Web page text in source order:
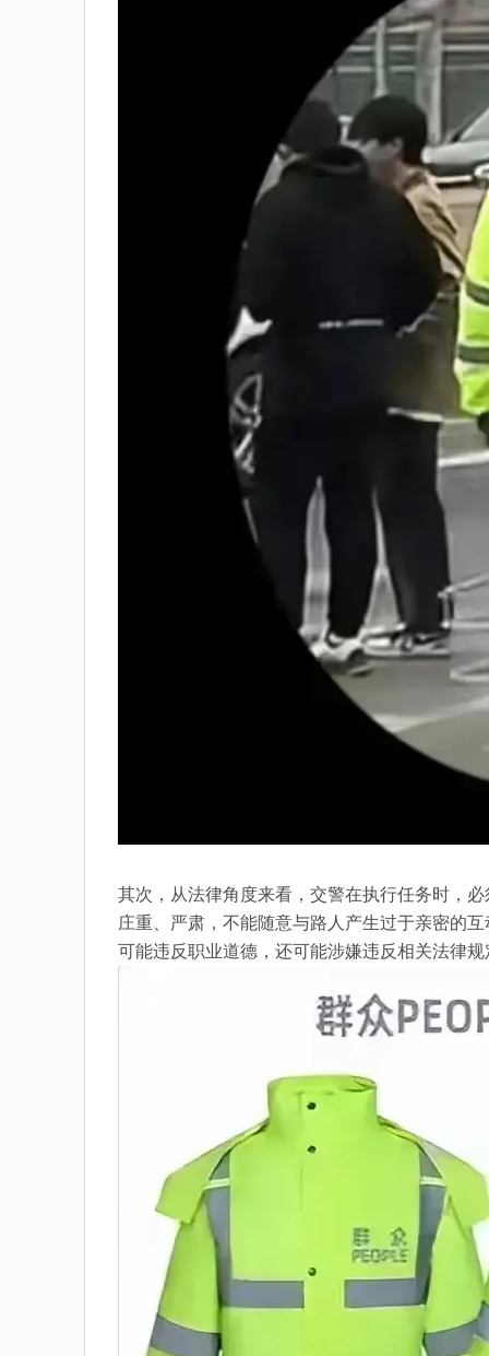
其次，从法律角度来看，交警在执行任务时，
庄重、严肃，不能随意与路人产生过于亲密的
可能违反职业道德，还可能涉嫌违反相关法律规